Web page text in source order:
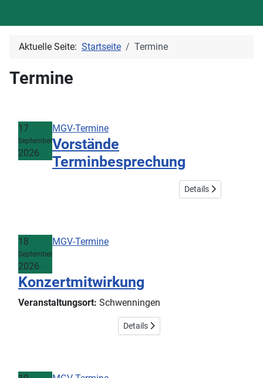
Aktuelle Seite: Startseite Termine
Termine
17
September
2026
MGV-Termine
Vorstände
Terminbesprechung
Details
18
September
2026
MGV-Termine
Konzertmitwirkung
Veranstaltungsort: Schwenningen
Details